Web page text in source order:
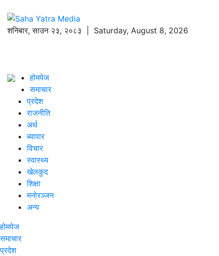
शनिबार,साउन २३, २०८३ | Saturday, August 8, 2026
होमपेज
समाचार
प्रदेश
राजनीति
अर्थ
ब्यापार
विचार
स्वास्थ्य
खेलकुद
शिक्षा
मनोरञ्जन
अन्य
होमपेज
समाचार
प्रदेश